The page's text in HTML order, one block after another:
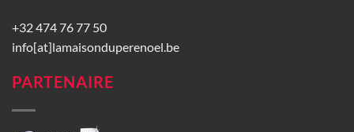
+32 474 76 77 50
info[at]lamaisonduperenoel.be
PARTENAIRE